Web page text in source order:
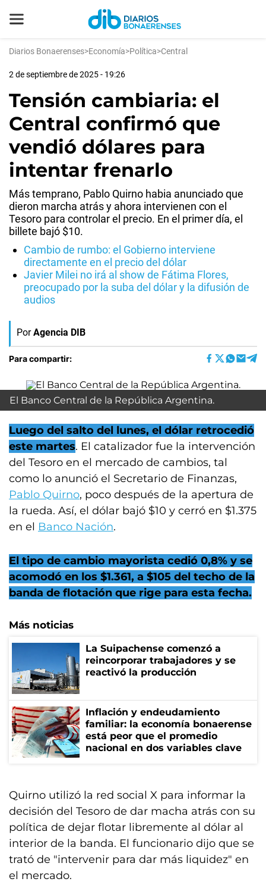
Diarios Bonaerenses>Economía>Política>Central
2 de septiembre de 2025 - 19:26
Tensión cambiaria: el
Central confirmó que
vendió dólares para
intentar frenarlo
Más temprano, Pablo Quirno habia anunciado que
dieron marcha atrás y ahora intervienen con el
Tesoro para controlar el precio. En el primer día, el
billete bajó $10.
Cambio de rumbo: el Gobierno interviene
directamente en el precio del dólar
Javier Milei no irá al show de Fátima Flores,
preocupado por la suba del dólar y la difusión de
audios
Por Agencia DIB
Para compartir:
El Banco Central de la República Argentina.
Luego del salto del lunes, el dólar retrocedió
este martes. El catalizador fue la intervención
del Tesoro en el mercado de cambios, tal
como lo anunció el Secretario de Finanzas,
Pablo Quirno, poco después de la apertura de
la rueda. Así, el dólar bajó $10 y cerró en $1.375
en el Banco Nación.
El tipo de cambio mayorista cedió 0,8% y se
acomodó en los $1.361, a $105 del techo de la
banda de flotación que rige para esta fecha.
Más noticias
La Suipachense comenzó a
reincorporar trabajadores y se
reactivó la producción
Inflación y endeudamiento
familiar: la economía bonaerense
está peor que el promedio
nacional en dos variables clave
Quirno utilizó la red social X para informar la
decisión del Tesoro de dar macha atrás con su
política de dejar flotar libremente al dólar al
interior de la banda. El funcionario dijo que se
trató de "intervenir para dar más liquidez" en
el mercado.